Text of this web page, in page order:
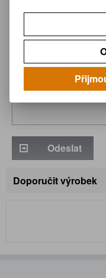
Váš dotaz *
Odeslat
Doporučit výrobek